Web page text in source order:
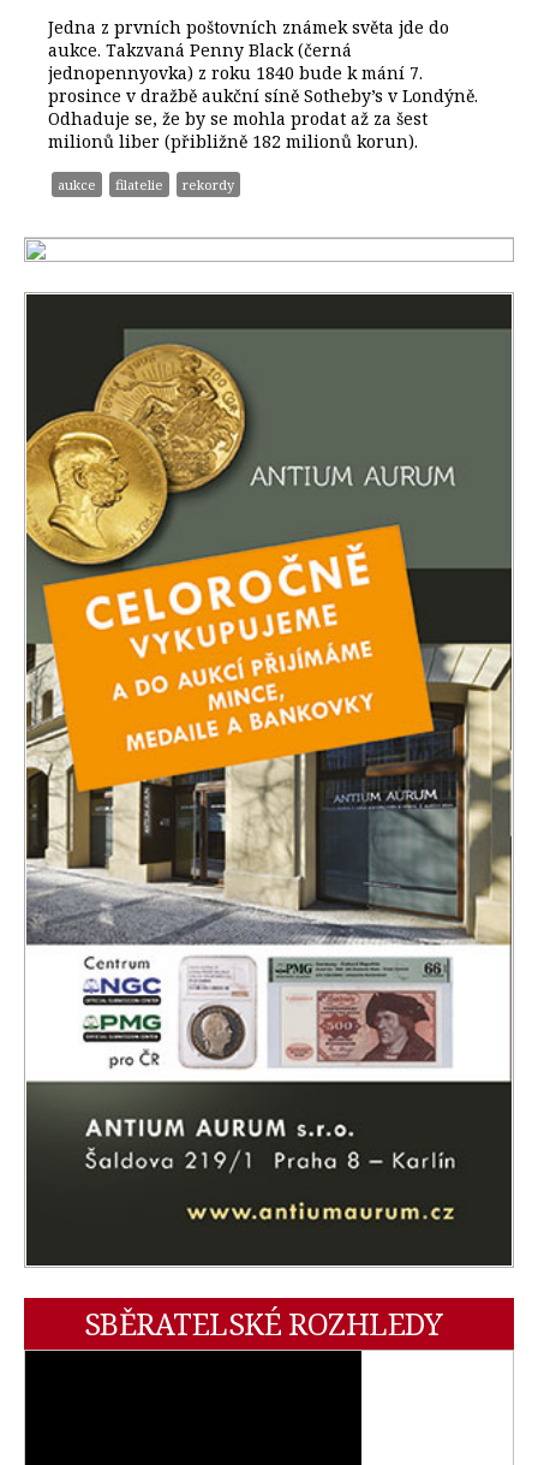
Jedna z prvních poštovních známek světa jde do
aukce. Takzvaná Penny Black (černá
jednopennyovka) z roku 1840 bude k mání 7.
prosince v dražbě aukční síně Sotheby’s v Londýně.
Odhaduje se, že by se mohla prodat až za šest
milionů liber (přibližně 182 milionů korun).
aukce filatelie rekordy
SBĚRATELSKÉ ROZHLEDY